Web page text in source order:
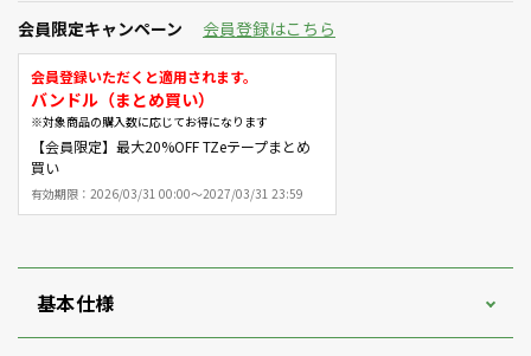
会員限定キャンペーン 会員登録はこちら
会員登録いただくと適用されます。
バンドル（まとめ買い）
※対象商品の購入数に応じてお得になります
【会員限定】最大20%OFF TZeテープまとめ
買い
有効期限： 2026/03/31 00:00～2027/03/31 23:59
基本仕様